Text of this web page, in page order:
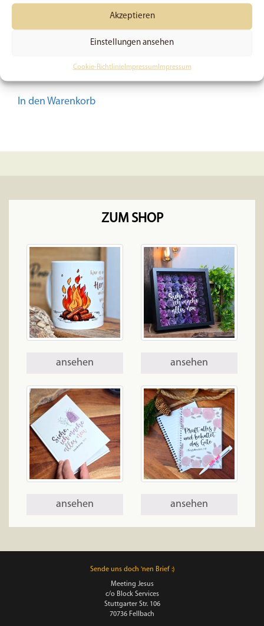
Akzeptieren
Einstellungen ansehen
Cookie-RichtlinieImpressum Impressum
mache alles neu! | Set |
Bibelvers | Christlich |
Planner | Journal |
Handmade | Vinyl |
In den Warenkorb
ZUM SHOP
ansehen ansehen
ansehen ansehen
Sende uns doch 'nen Brief :)
Meeting Jesus
c/o Block Services
Stuttgarter Str. 106
70736 Fellbach